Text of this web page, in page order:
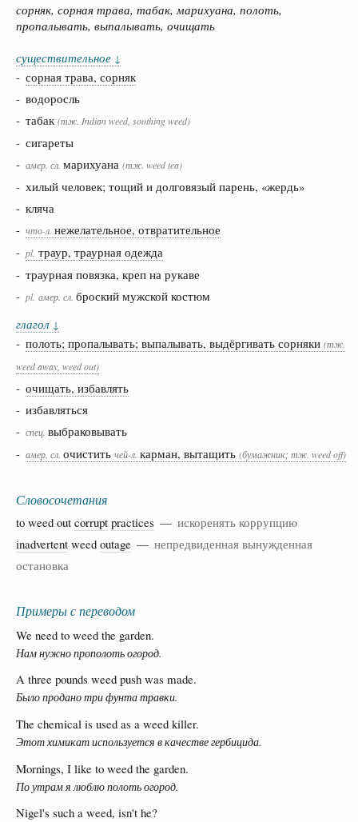
сорняк, сорная трава, табак, марихуана, полоть,
пропалывать, выпалывать, очищать
существительное ↓
- сорная трава, сорняк
- водоросль
- табак (тж. Indian weed, soothing weed)
- сигареты
- амер. сл. марихуана (тж. weed tea)
- хилый человек; тощий и долговязый парень, «жердь»
- кляча
- что-л. нежелательное, отвратительное
- pl. траур, траурная одежда
- траурная повязка, креп на рукаве
- pl. амер. сл. броский мужской костюм
глагол ↓
- полоть; пропалывать; выпалывать, выдёргивать сорняки (тж.
weed away, weed out)
- очищать, избавлять
- избавляться
- спец. выбраковывать
- амер. сл. очистить чей-л. карман, вытащить (бумажник; тж. weed off)
Словосочетания
to weed out corrupt practices — искоренять коррупцию
inadvertent weed outage — непредвиденная вынужденная
остановка
Примеры с переводом
We need to weed the garden.
Нам нужно прополоть огород.
A three pounds weed push was made.
Было продано три фунта травки.
The chemical is used as a weed killer.
Этот химикат используется в качестве гербицида.
Mornings, I like to weed the garden.
По утрам я люблю полоть огород.
Nigel's such a weed, isn't he?